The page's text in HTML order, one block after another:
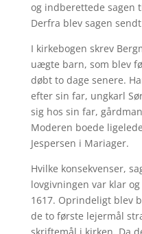
og indberettede sagen
Derfra blev sagen
I kirkebogen skrev
uægte barn, som blev
døbt to dage senere.
efter sin far, ungkarl
sig hos sin far,
Moderen boede
Jespersen i Mariager.
Hvilke konsekvenser,
lovgivningen var klar
1617. Oprindeligt blev
de to første lejermål